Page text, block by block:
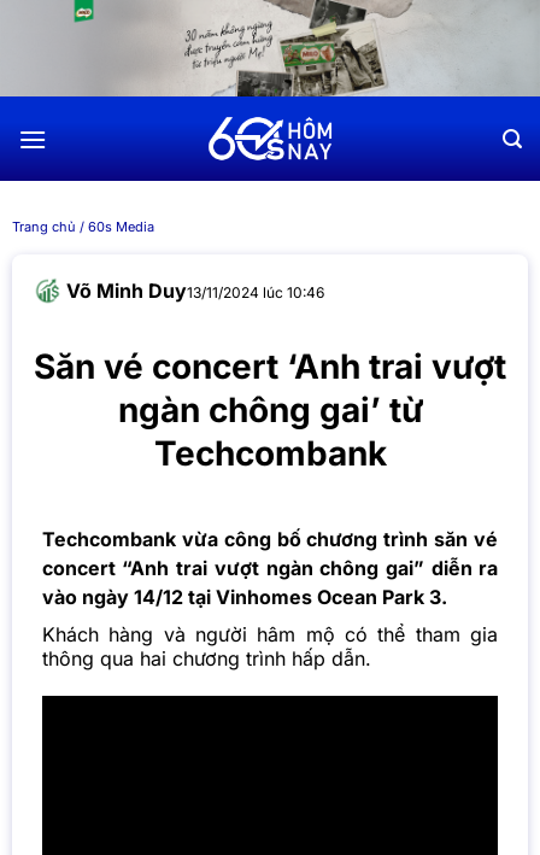
dung
Trang chủ / 60s Media
Võ Minh Duy13/11/2024 lúc 10:46
Săn vé concert ‘Anh trai vượt
ngàn chông gai’ từ
Techcombank
Techcombank vừa công bố chương trìnhsăn vé
concert“Anh trai vượt ngàn chông gai” diễn ra
vào ngày 14/12 tại Vinhomes Ocean Park 3.
Khách hàng và người hâm mộ có thể tham gia
thông qua hai chương trình hấp dẫn.